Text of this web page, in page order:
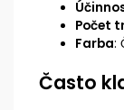
Počet
Farba:
Často